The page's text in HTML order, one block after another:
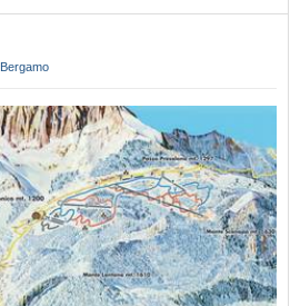
Bergamo